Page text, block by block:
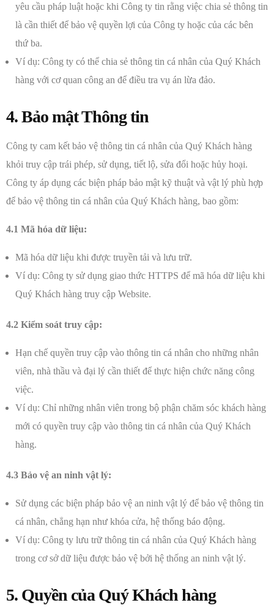
yêu cầu pháp luật hoặc khi Công ty tin rằng việc chia sẻ thông tin
là cần thiết để bảo vệ quyền lợi của Công ty hoặc của các bên
thứ ba.
Ví dụ: Công ty có thể chia sẻ thông tin cá nhân của Quý Khách
hàng với cơ quan công an để điều tra vụ án lừa đảo.
4. Bảo mật Thông tin
Công ty cam kết bảo vệ thông tin cá nhân của Quý Khách hàng
khỏi truy cập trái phép, sử dụng, tiết lộ, sửa đổi hoặc hủy hoại.
Công ty áp dụng các biện pháp bảo mật kỹ thuật và vật lý phù hợp
để bảo vệ thông tin cá nhân của Quý Khách hàng, bao gồm:
4.1 Mã hóa dữ liệu:
Mã hóa dữ liệu khi được truyền tải và lưu trữ.
Ví dụ: Công ty sử dụng giao thức HTTPS để mã hóa dữ liệu khi
Quý Khách hàng truy cập Website.
4.2 Kiểm soát truy cập:
Hạn chế quyền truy cập vào thông tin cá nhân cho những nhân
viên, nhà thầu và đại lý cần thiết để thực hiện chức năng công
việc.
Ví dụ: Chỉ những nhân viên trong bộ phận chăm sóc khách hàng
mới có quyền truy cập vào thông tin cá nhân của Quý Khách
hàng.
4.3 Bảo vệ an ninh vật lý:
Sử dụng các biện pháp bảo vệ an ninh vật lý để bảo vệ thông tin
cá nhân, chẳng hạn như khóa cửa, hệ thống báo động.
Ví dụ: Công ty lưu trữ thông tin cá nhân của Quý Khách hàng
trong cơ sở dữ liệu được bảo vệ bởi hệ thống an ninh vật lý.
5. Quyền của Quý Khách hàng